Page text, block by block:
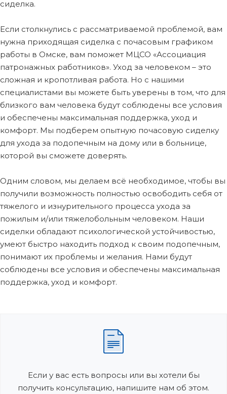
сиделка.
Если столкнулись с рассматриваемой проблемой, вам
нужна приходящая сиделка с почасовым графиком
работы в Омске, вам поможет МЦСО «Ассоциация
патронажных работников». Уход за человеком – это
сложная и кропотливая работа. Но с нашими
специалистами вы можете быть уверены в том, что для
близкого вам человека будут соблюдены все условия
и обеспечены максимальная поддержка, уход и
комфорт. Мы подберем опытную почасовую сиделку
для ухода за подопечным на дому или в больнице,
которой вы сможете доверять.
Одним словом, мы делаем всё необходимое, чтобы вы
получили возможность полностью освободить себя от
тяжелого и изнурительного процесса ухода за
пожилым и/или тяжелобольным человеком. Наши
сиделки обладают психологической устойчивостью,
умеют быстро находить подход к своим подопечным,
понимают их проблемы и желания. Нами будут
соблюдены все условия и обеспечены максимальная
поддержка, уход и комфорт.
Если у вас есть вопросы или вы хотели бы
получить консультацию, напишите нам об этом.